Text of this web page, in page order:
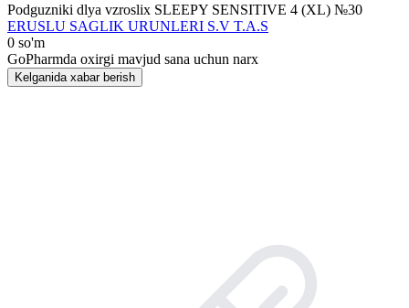
Podguzniki dlya vzroslix SLEEPY SENSITIVE 4 (XL) №30
ERUSLU SAGLIK URUNLERI S.V T.A.S
0 so'm
GoPharmda oxirgi mavjud sana uchun narx
Kelganida xabar berish